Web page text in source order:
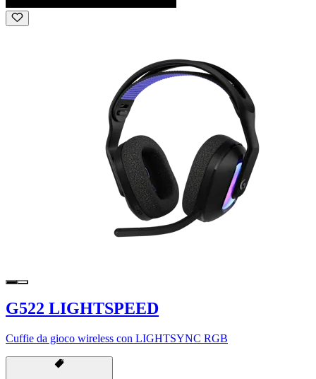
G522 LIGHTSPEED
Cuffie da gioco wireless con LIGHTSYNC RGB